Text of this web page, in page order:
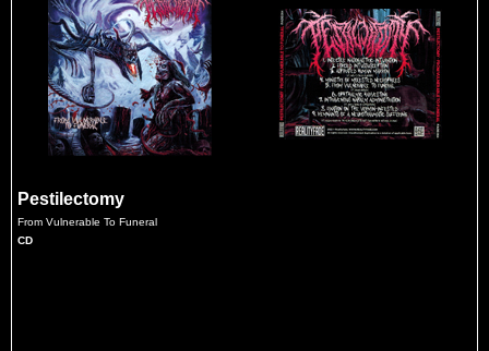
Pestilectomy
From Vulnerable To Funeral
CD